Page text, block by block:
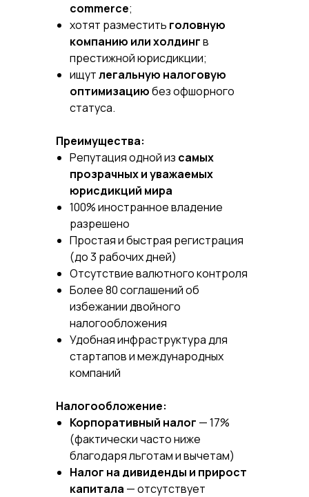
commerce;
хотят разместить головную
компанию или холдингв
престижной юрисдикции;
ищутлегальную налоговую
оптимизациюбез офшорного
статуса.
Преимущества:
Репутация одной из самых
прозрачных и уважаемых
юрисдикций мира
100% иностранное владение
разрешено
Простая и быстрая регистрация
(до 3 рабочих дней)
Отсутствие валютного контроля
Более 80 соглашений об
избежании двойного
налогообложения
Удобная инфраструктура для
стартапов и международных
компаний
Налогообложение:
Корпоративный налог — 17%
(фактически часто ниже
благодаря льготам и вычетам)
Налог на дивиденды и прирост
капитала — отсутствует